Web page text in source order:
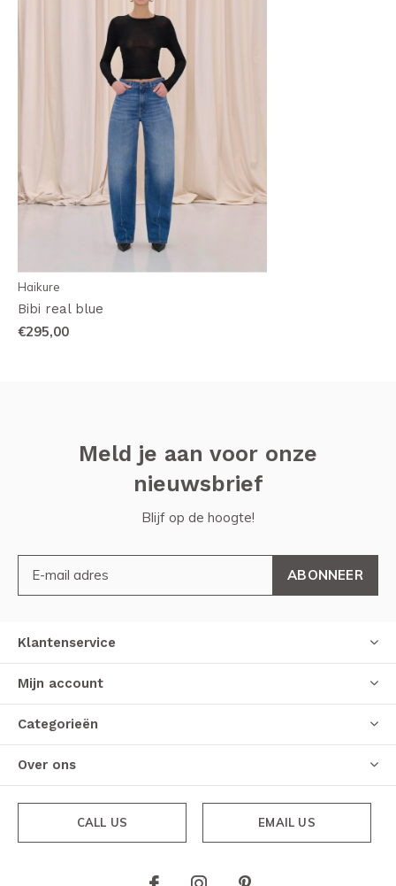
Haikure
Bibi real blue
€295,00
Meld je aan voor onze
nieuwsbrief
Blijf op de hoogte!
ABONNEER
Klantenservice
Mijn account
Categorieën
Over ons
CALL US EMAIL US